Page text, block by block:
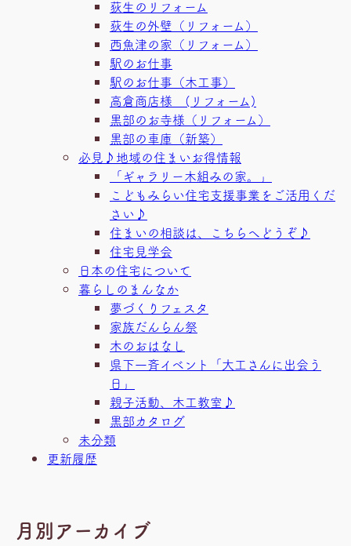
荻生のリフォーム
荻生の外壁（リフォーム）
西魚津の家（リフォーム）
駅のお仕事
駅のお仕事（木工事）
高倉商店様 (リフォーム)
黒部のお寺様（リフォーム）
黒部の車庫（新築）
必見♪地域の住まいお得情報
「ギャラリー木組みの家。」
こどもみらい住宅支援事業をご活用くだ
さい♪
住まいの相談は、こちらへどうぞ♪
住宅見学会
日本の住宅について
暮らしのまんなか
夢づくりフェスタ
家族だんらん祭
木のおはなし
県下一斉イベント「大工さんに出会う
日」
親子活動、木工教室♪
黒部カタログ
未分類
更新履歴
月別アーカイブ